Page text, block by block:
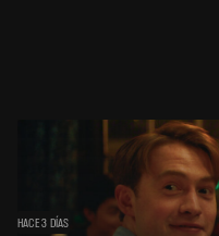
HACE 3 DÍAS